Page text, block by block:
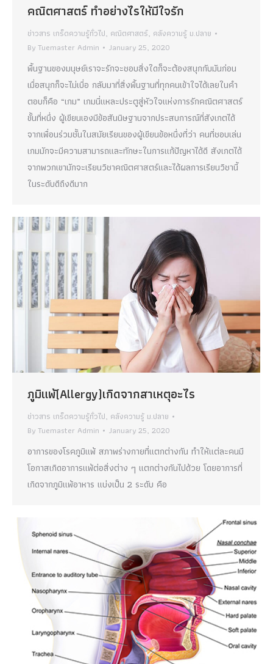
คณิตศาสตร์ ทำอย่างไรให้มีใจรัก
ข่าวสาร เกร็ดความรู้ทั่วไป, คณิตศาสตร์, คลังความรู้ ม.ปลาย
ByTuemaster Admin January 25, 2020
พื้นฐานของมนุษย์เราจะรักจะชอบสิ่งใดก็จะต้องสนุกกับมันก่อน
เมื่อสนุกก็จะไม่เบื่อ กลับมาที่สิ่งพื้นฐานที่ทุกคนเข้าใจได้เลยในคำ
ตอบก็คือ “เกม” เกมนี่แหละประตูสู่หัวใจแห่งการรักคณิตศาสตร์
ขั้นที่หนึ่ง ผู้เขียนเองมีข้อสันนิษฐานจากประสบการณ์ที่สังเกตได้
จากเพื่อนร่วมชั้นในสมัยเรียนของผู้เขียนข้อหนึ่งที่ว่า คนที่ชอบเล่น
เกมมักจะมีความสามารถและทักษะในการแก้ปัญหาได้ดี สังเกตได้
จากพวกเขามักจะเรียนวิชาคณิตศาสตร์และได้ผลการเรียนวิชานี้
ในระดับดีถึงดีมาก
ภูมิแพ้(Allergy)เกิดจากสาเหตุอะไร
ข่าวสาร เกร็ดความรู้ทั่วไป, คลังความรู้ ม.ปลาย
ByTuemaster Admin January 25, 2020
อาการของโรคภูมิแพ้ สภาพร่างกายที่แตกต่างกัน ทำให้แต่ละคนมี
โอกาสเกิดอาการแพ้ต่อสิ่งต่าง ๆ แตกต่างกันไปด้วย โดยอาการที่
เกิดจากภูมิแพ้อาหาร แบ่งเป็น 2 ระดับ คือ